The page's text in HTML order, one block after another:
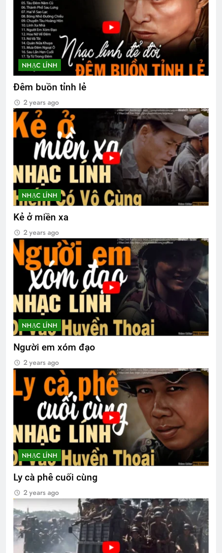
NHẠC LÍNH
Đêm buồn tỉnh lẻ
2 years ago
NHẠC LÍNH
Kẻ ở miền xa
2 years ago
NHẠC LÍNH
Người em xóm đạo
2 years ago
NHẠC LÍNH
Ly cà phê cuối cùng
2 years ago